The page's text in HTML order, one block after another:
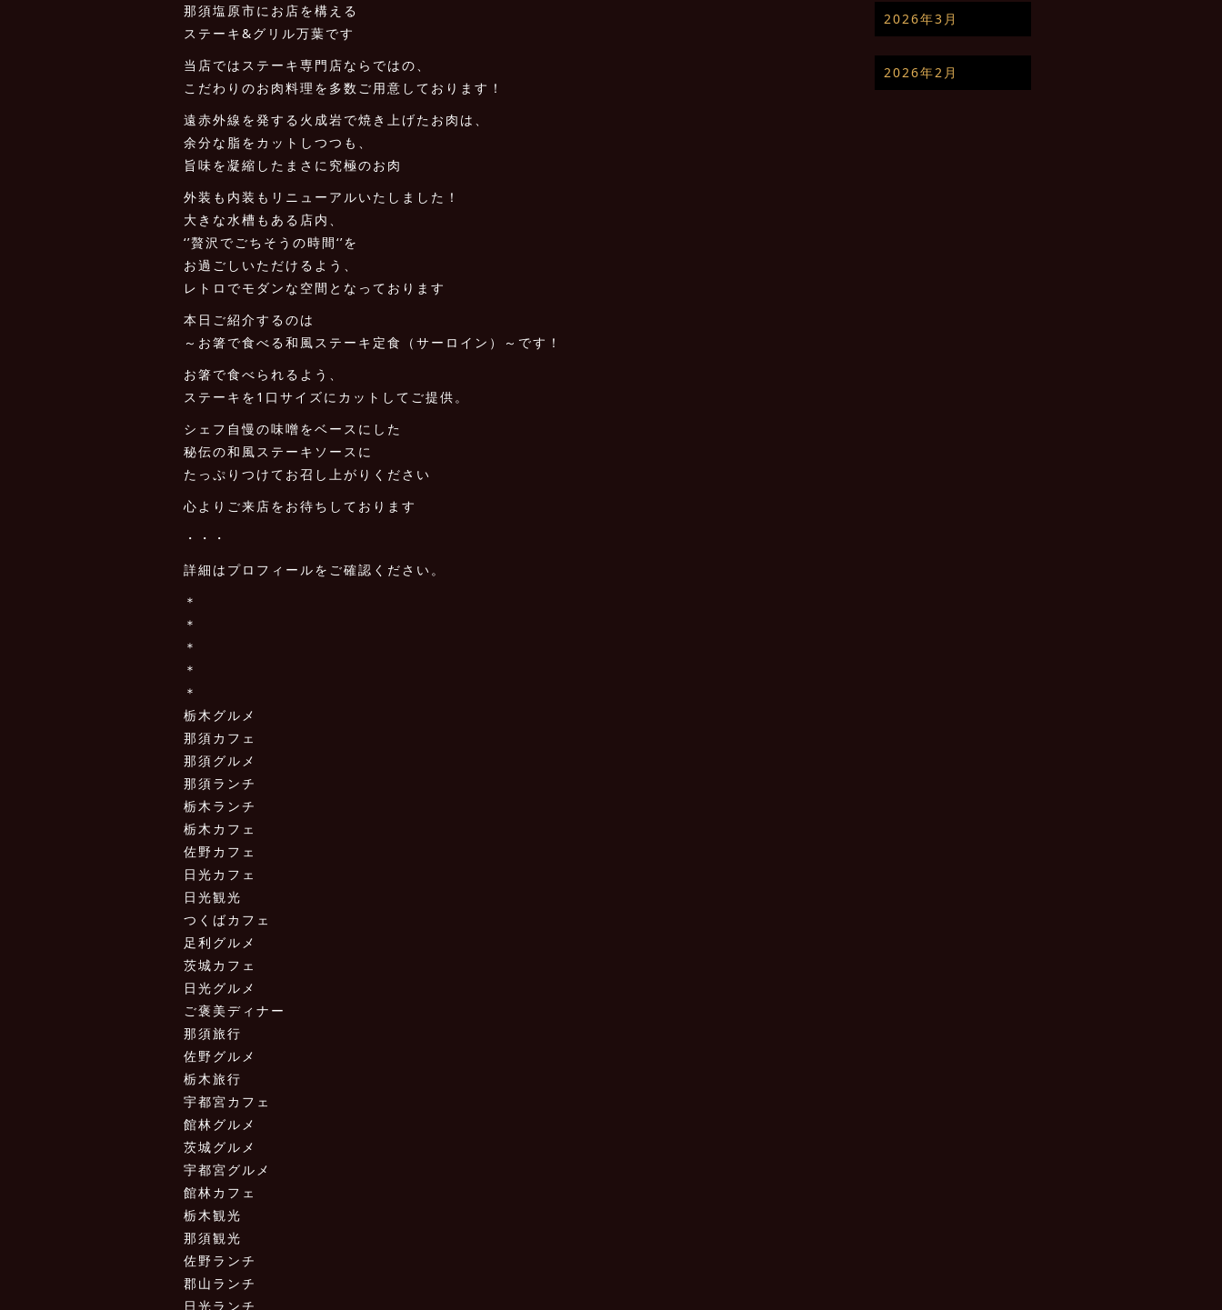
那須塩原市にお店を構える
ステーキ&グリル万葉です
当店ではステーキ専門店ならではの、
こだわりのお肉料理を多数ご用意しております！
遠赤外線を発する火成岩で焼き上げたお肉は、
余分な脂をカットしつつも、
旨味を凝縮したまさに究極のお肉
外装も内装もリニューアルいたしました！
大きな水槽もある店内、
‘’贅沢でごちそうの時間‘’を
お過ごしいただけるよう、
レトロでモダンな空間となっております
本日ご紹介するのは
～お箸で食べる和風ステーキ定食（サーロイン）～です！
お箸で食べられるよう、
ステーキを1口サイズにカットしてご提供。
シェフ自慢の味噌をベースにした
秘伝の和風ステーキソースに
たっぷりつけてお召し上がりください
心よりご来店をお待ちしております
・・・
詳細はプロフィールをご確認ください。
＊
＊
＊
＊
＊
栃木グルメ
那須カフェ
那須グルメ
那須ランチ
栃木ランチ
栃木カフェ
佐野カフェ
日光カフェ
日光観光
つくばカフェ
足利グルメ
茨城カフェ
日光グルメ
ご褒美ディナー
那須旅行
佐野グルメ
栃木旅行
宇都宮カフェ
館林グルメ
茨城グルメ
宇都宮グルメ
館林カフェ
栃木観光
那須観光
佐野ランチ
郡山ランチ
日光ランチ
2026年3月
2026年2月